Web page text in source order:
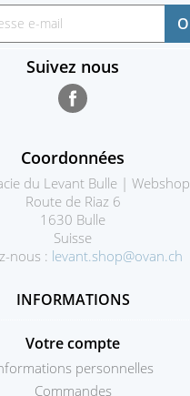
Suivez nous
Coordonnées
du Levant Bulle | Webshop
Route de Riaz 6
1630 Bulle
Suisse
nous : levant.shop@ovan.ch
INFORMATIONS
Votre compte
personnelles
Commandes